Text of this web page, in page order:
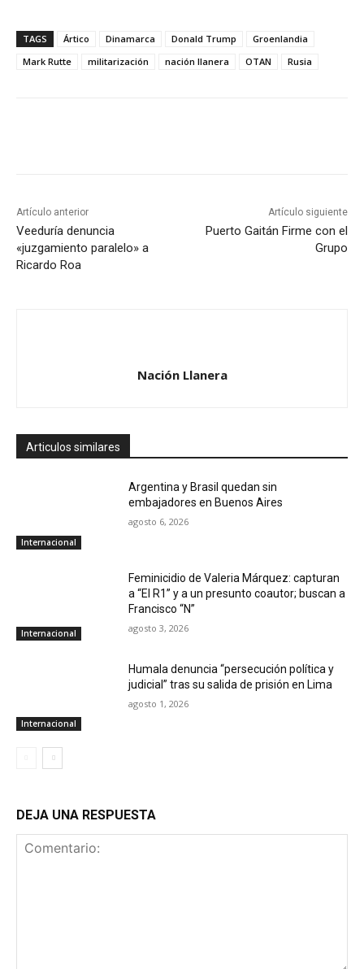
TAGS Ártico Dinamarca Donald Trump
Groenlandia
Mark Rutte
militarización nación llanera OTAN Rusia
Artículo anterior
Veeduría denuncia
«juzgamiento paralelo» a
Ricardo Roa
Artículo siguiente
Puerto Gaitán Firme con el
Grupo
Nación Llanera
Articulos similares
Internacional
Argentina y Brasil quedan sin
embajadores en Buenos Aires
agosto 6, 2026
Internacional
Feminicidio de Valeria Márquez: capturan
a “El R1” y a un presunto coautor; buscan a
Francisco “N”
agosto 3, 2026
Internacional
Humala denuncia “persecución política y
judicial” tras su salida de prisión en Lima
agosto 1, 2026
DEJA UNA RESPUESTA